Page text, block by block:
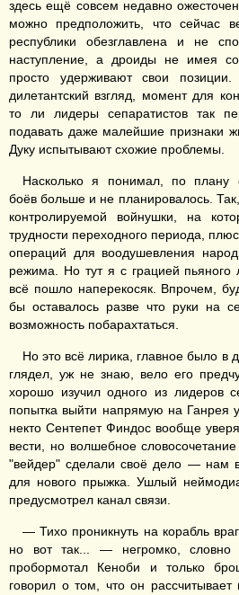
здесь ещё совсем недавно
можно предположить, что сейчас
республики обезглавлена и не
наступление, а дроиды не имея
просто удерживают свои
дилетантский взгляд, момент для
то ли лидеры сепаратистов так
подавать даже малейшие признаки
Дуку испытывают схожие проблемы.
Насколько я понимал, по плану
боёв больше и не планировалось.
контролируемой войнушки, на
трудности переходного периода,
операций для воодушевления
режима. Но тут я с грацией
всё пошло наперекосяк. Впрочем,
бы оставалось разве что руки на
возможность побарахтаться.
Но это всё лирика, главное было в
глядел, уж не знаю, вело его
хорошо изучил одного из лидеров
попытка выйти напрямую на Ганрея
некто Сентепет Финдос вообще
вести, но волшебное
"вейдер" сделали своё дело — нам
для нового прыжка. Ушлый
предусмотрел канал связи.
— Тихо проникнуть на корабль
но вот так... — негромко, словно
пробормотал Кеноби и только
говорил о том, что он